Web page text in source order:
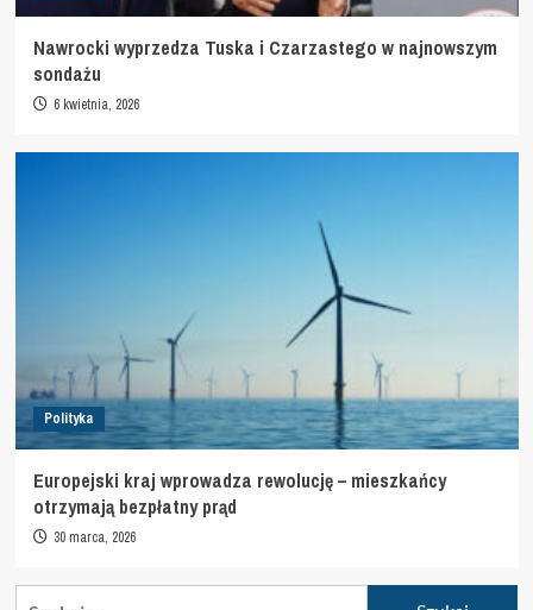
Nawrocki wyprzedza Tuska i Czarzastego w najnowszym
sondażu
6 kwietnia, 2026
Polityka
Europejski kraj wprowadza rewolucję – mieszkańcy
otrzymają bezpłatny prąd
30 marca, 2026